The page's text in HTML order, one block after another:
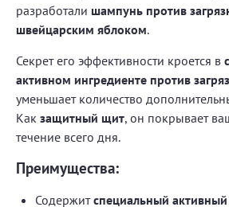
разработали шампунь против
швейцарским яблоком.
Секрет его эффективности кроется в
активном ингредиенте против
уменьшает количество
Как защитный щит, он покрывает
течение всего дня.
Преимущества:
Содержитспециальный